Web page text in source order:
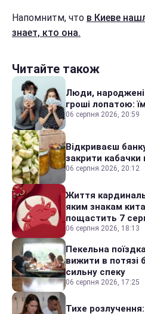
Напомнитм, что в Киеве
знает, кто она.
Читайте також
Люди, народжені
гроші лопатою:
06 серпня 2026, 20:59
Відкриваєш
закрити кабачки
06 серпня 2026, 20:12
Життя
яким знакам
пощастить 7
06 серпня 2026, 18:13
Пекельна
вижити в потязі
сильну спеку
06 серпня 2026, 17:25
Тихе